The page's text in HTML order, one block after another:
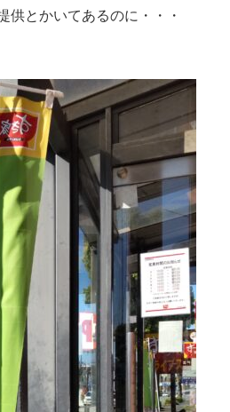
とかいてあるのに・・・